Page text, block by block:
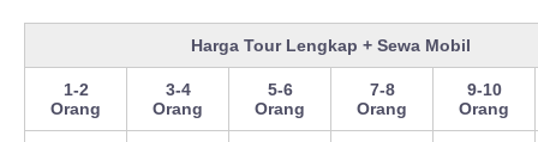
Harga Tour Lengkap + Sewa Mobil
1-2
Orang
3-4
Orang
5-6
Orang
7-8
Orang
9-10
Orang